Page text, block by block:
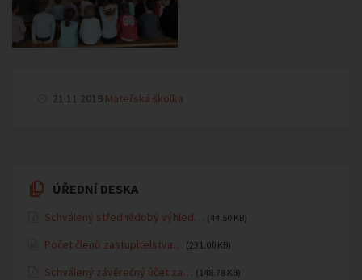
21.11.2019 Mateřská školka
ÚŘEDNÍ DESKA
Schválený střednědobý výhled… (44.50 KB)
Počet členů zastupitelstva… (231.00 KB)
Schválený závěrečný účet za… (148.78 KB)